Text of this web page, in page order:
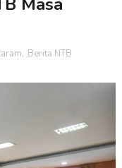
, Berita NTB